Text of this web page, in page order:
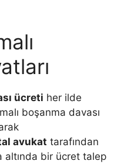
ücreti her ilde
boşanma davası
avukat tarafından
altında bir ücret talep